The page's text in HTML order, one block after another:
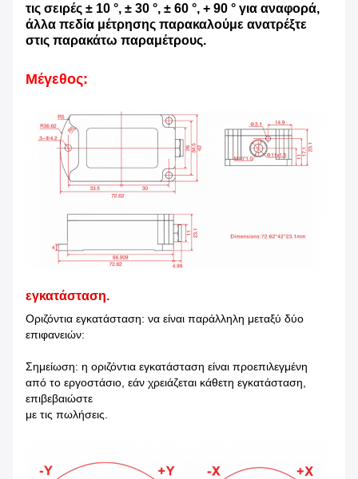
τις σειρές ± 10 °, ± 30 °, ± 60 °, + 90 ° για αναφορά,
άλλα πεδία μέτρησης παρακαλούμε ανατρέξτε
στις παρακάτω παραμέτρους.
Μέγεθος:
εγκατάσταση.
Οριζόντια εγκατάσταση: να είναι παράλληλη μεταξύ δύο
επιφανειών:
Σημείωση: η οριζόντια εγκατάσταση είναι προεπιλεγμένη
από το εργοστάσιο, εάν χρειάζεται κάθετη εγκατάσταση,
επιβεβαιώστε
με τις πωλήσεις.